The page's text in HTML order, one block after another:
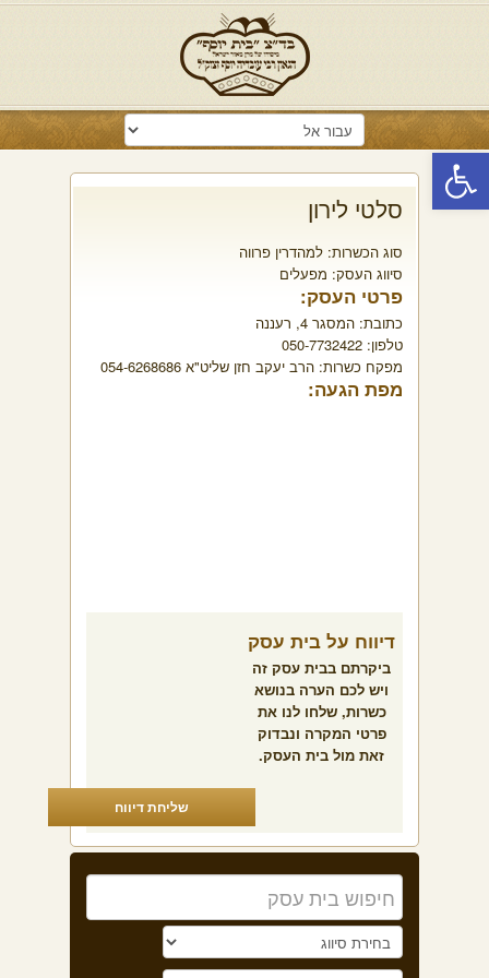
פתח סרגל נגישות
סלטי לירון
סוג הכשרות: למהדרין פרווה
סיווג העסק: מפעלים
פרטי העסק:
כתובת: המסגר 4, רעננה
טלפון: 050-7732422
מפקח כשרות: הרב יעקב חזן שליט"א 054-6268686
מפת הגעה:
דיווח על בית עסק
ביקרתם בבית עסק זה
ויש לכם הערה בנושא
כשרות, שלחו לנו את
פרטי המקרה ונבדוק
זאת מול בית העסק.
שליחת דיווח